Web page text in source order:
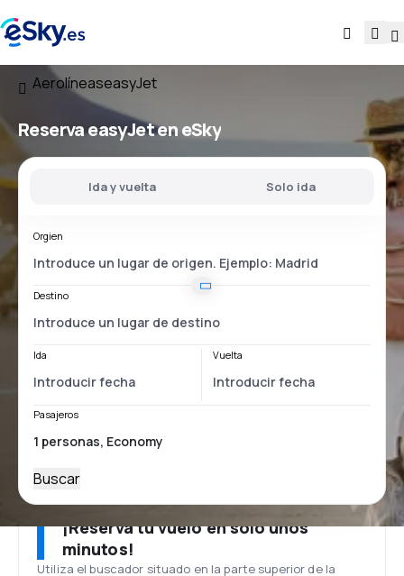
AerolíneaseasyJet
Reserva easyJet en eSky
Ida y vuelta Solo ida
Orgien
Destino
Ida Vuelta
Pasajeros
Buscar
¡Reserva tu vuelo en solo unos
minutos!
Utiliza el buscador situado en la parte superior de la